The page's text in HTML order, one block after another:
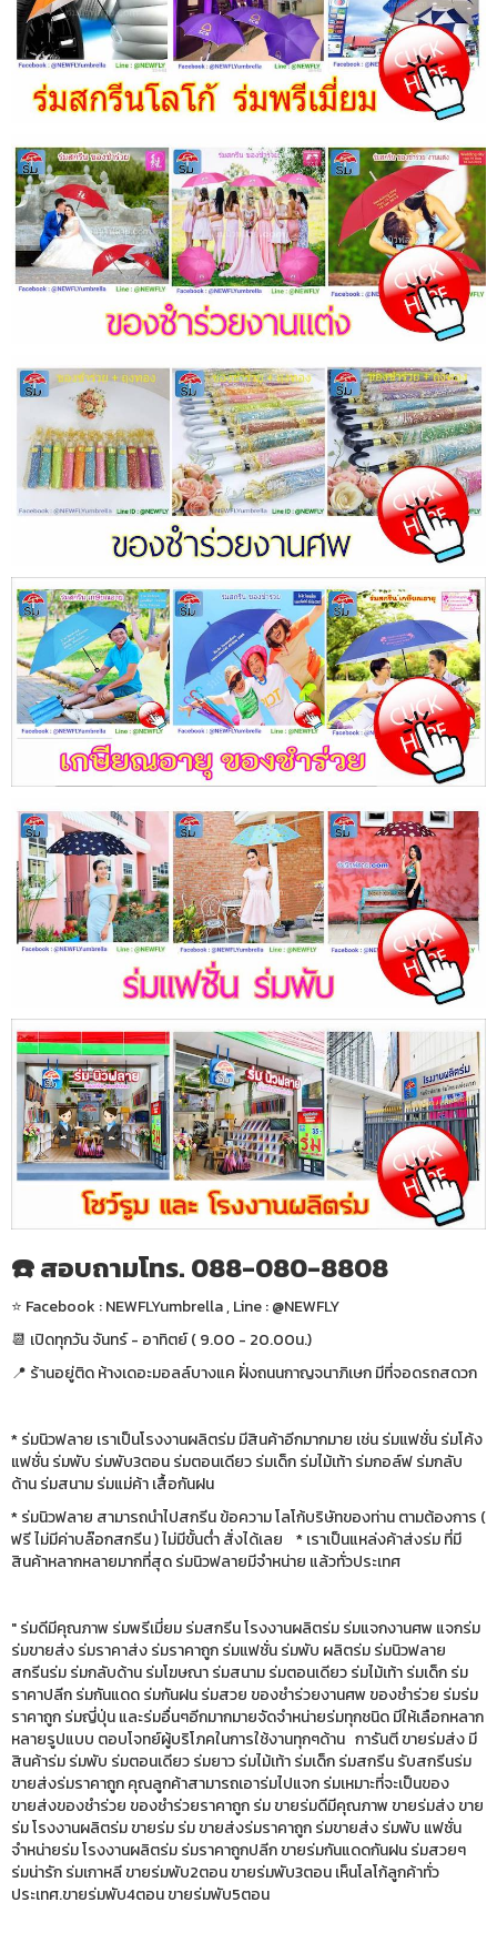
☎️ สอบถามโทร. 088-080-8808
⭐️ Facebook : NEWFLYumbrella , Line : @NEWFLY
📆 เปิดทุกวัน จันทร์ - อาทิตย์ ( 9.00 - 20.00น.)
📍 ร้านอยู่ติด ห้างเดอะมอลล์บางแค ฝั่งถนนกาญจนาภิเษก มีที่จอดรถสดวก
* ร่มนิวฟลาย เราเป็นโรงงานผลิตร่ม มีสินค้าอีกมากมาย เช่น ร่มแฟชั่น ร่มโค้ง
แฟชั่น ร่มพับ ร่มพับ3ตอน ร่มตอนเดียว ร่มเด็ก ร่มไม้เท้า ร่มกอล์ฟ ร่มกลับ
ด้าน ร่มสนาม ร่มแม่ค้า เสื้อกันฝน
* ร่มนิวฟลาย สามารถนำไปสกรีน ข้อความ โลโก้บริษัทของท่าน ตามต้องการ (
ฟรี ไม่มีค่าบล๊อกสกรีน ) ไม่มีขั้นต่ำ สั่งได้เลย * เราเป็นแหล่งค้าส่งร่ม ที่มี
สินค้าหลากหลายมากที่สุด ร่มนิวฟลายมีจำหน่าย แล้วทั่วประเทศ
" ร่มดีมีคุณภาพ ร่มพรีเมี่ยม ร่มสกรีน โรงงานผลิตร่ม ร่มแจกงานศพ แจกร่ม
ร่มขายส่ง ร่มราคาส่ง ร่มราคาถูก ร่มแฟชั่น ร่มพับ ผลิตร่ม ร่มนิวฟลาย
สกรีนร่ม ร่มกลับด้าน ร่มโฆษณา ร่มสนาม ร่มตอนเดียว ร่มไม้เท้า ร่มเด็ก ร่ม
ราคาปลีก ร่มกันแดด ร่มกันฝน ร่มสวย ของชำร่วยงานศพ ของชำร่วย ร่มร่ม
ราคาถูก ร่มญี่ปุ่น และร่มอื่นๆอีกมากมายจัดจำหน่ายร่มทุกชนิด มีให้เลือกหลาก
หลายรูปแบบ ตอบโจทย์ผู้บริโภคในการใช้งานทุกๆด้าน การันตี ขายร่มส่ง มี
สินค้าร่ม ร่มพับ ร่มตอนเดียว ร่มยาว ร่มไม้เท้า ร่มเด็ก ร่มสกรีน รับสกรีนร่ม
ขายส่งร่มราคาถูก คุณลูกค้าสามารถเอาร่มไปแจก ร่มเหมาะที่จะเป็นของ
ขายส่งของชำร่วย ของชำร่วยราคาถูก ร่ม ขายร่มดีมีคุณภาพ ขายร่มส่ง ขาย
ร่ม โรงงานผลิตร่ม ขายร่ม ร่ม ขายส่งร่มราคาถูก ร่มขายส่ง ร่มพับ แฟชั่น
จำหน่ายร่ม โรงงานผลิตร่ม ร่มราคาถูกปลีก ขายร่มกันแดดกันฝน ร่มสวยๆ
ร่มน่ารัก ร่มเกาหลี ขายร่มพับ2ตอน ขายร่มพับ3ตอน เห็นโลโก้ลูกค้าทั่ว
ประเทศ.ขายร่มพับ4ตอน ขายร่มพับ5ตอน